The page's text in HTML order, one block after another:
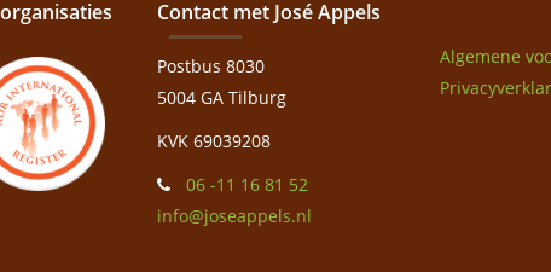
Contact met José Appels
Postbus 8030
5004 GA Tilburg
KVK 69039208
06 -11 16 81 52
info@joseappels.nl
Algemene